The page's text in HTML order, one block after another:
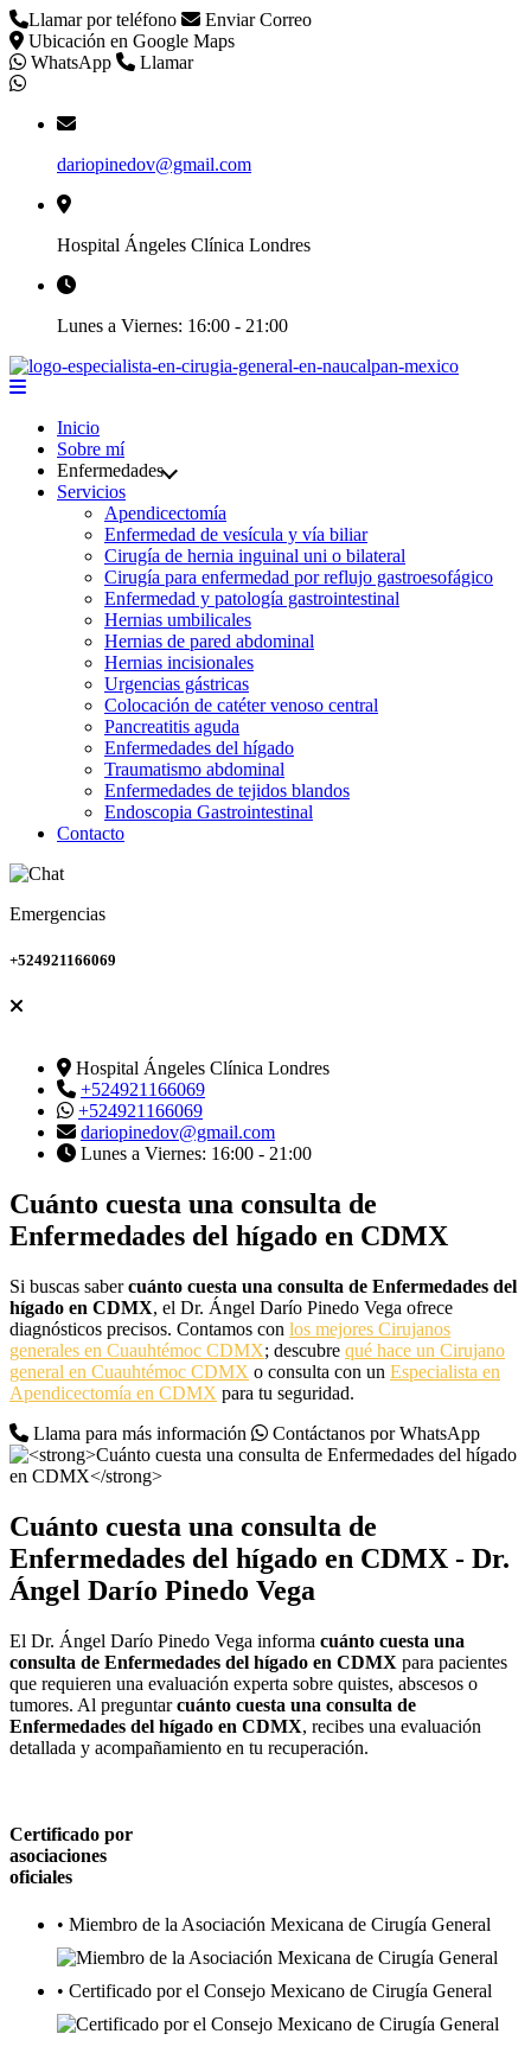
Llamar por teléfono
Enviar Correo
Ubicación en Google Maps
WhatsApp
Llamar
dariopinedov@gmail.com
Hospital Ángeles Clínica Londres
Lunes a Viernes: 16:00 - 21:00
Inicio
Sobre mí
Enfermedades
Servicios
Apendicectomía
Enfermedad de vesícula y vía biliar
Cirugía de hernia inguinal uni o bilateral
Cirugía para enfermedad por reflujo gastroesofágico
Enfermedad y patología gastrointestinal
Hernias umbilicales
Hernias de pared abdominal
Hernias incisionales
Urgencias gástricas
Colocación de catéter venoso central
Pancreatitis aguda
Enfermedades del hígado
Traumatismo abdominal
Enfermedades de tejidos blandos
Endoscopia Gastrointestinal
Contacto
Emergencias
+524921166069
Hospital Ángeles Clínica Londres
+524921166069
+524921166069
dariopinedov@gmail.com
Lunes a Viernes: 16:00 - 21:00
Cuánto cuesta una consulta de
Enfermedades del hígado en CDMX
Si buscas sabercuánto cuesta una consulta de Enfermedades del
hígado en CDMX, el Dr. Ángel Darío Pinedo Vega ofrece
diagnósticos precisos. Contamos con los mejores Cirujanos
generales en Cuauhtémoc CDMX; descubre qué hace un Cirujano
general en Cuauhtémoc CDMX o consulta con un Especialista en
Apendicectomía en CDMX para tu seguridad.
Llama para más información
Contáctanos por WhatsApp
Cuánto cuesta una consulta de
Enfermedades del hígado en CDMX - Dr.
Ángel Darío Pinedo Vega
El Dr. Ángel Darío Pinedo Vega informa cuánto cuesta una
consulta de Enfermedades del hígado en CDMX para pacientes
que requieren una evaluación experta sobre quistes, abscesos o
tumores. Al preguntarcuánto cuesta una consulta de
Enfermedades del hígado en CDMX, recibes una evaluación
detallada y acompañamiento en tu recuperación.
Certificado por
asociaciones
oficiales
• Miembro de la Asociación Mexicana de Cirugía General
• Certificado por el Consejo Mexicano de Cirugía General